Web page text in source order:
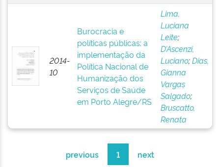
2014-
10
Burocracia e
políticas públicas: a
implementação da
Política Nacional de
Humanização dos
Serviços de Saúde
em Porto Alegre/RS
Lima,
Luciana
Leite;
D’Ascenzi,
Luciano;Dias,
Gianna
Vargas
Salgado;
Bruscatto,
Renata
previous 1 next